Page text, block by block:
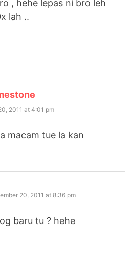
, hehe lepas ni bro leh
lah ..
2011 at 4:01 pm
macam tue la kan
20, 2011 at 8:36 pm
baru tu ? hehe